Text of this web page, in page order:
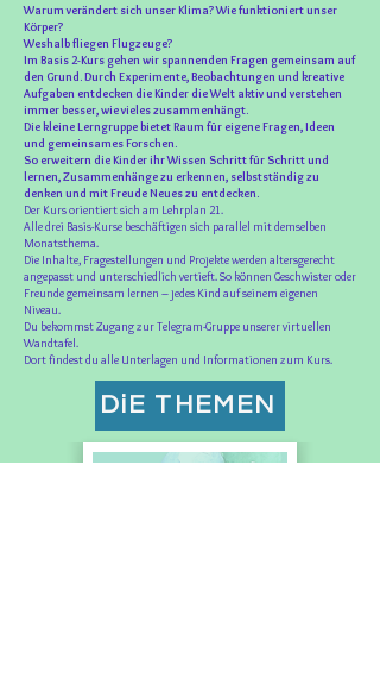
​Warum verändert sich unser Klima? Wie funktioniert unser
Körper?
Weshalb fliegen Flugzeuge?
Im Basis 2-Kurs gehen wir spannenden Fragen gemeinsam auf
den Grund. Durch Experimente, Beobachtungen und kreative
Aufgaben entdecken die Kinder die Welt aktiv und verstehen
immer besser, wie vieles zusammenhängt.
Die kleine Lerngruppe bietet Raum für eigene Fragen, Ideen
und gemeinsames Forschen.
So erweitern die Kinder ihr Wissen Schritt für Schritt und
lernen, Zusammenhänge zu erkennen, selbstständig zu
denken und mit Freude Neues zu entdecken.
Der Kurs orientiert sich am Lehrplan 21.
Alle drei Basis-Kurse beschäftigen sich parallel mit demselben
Monatsthema.
Die Inhalte, Fragestellungen und Projekte werden altersgerecht
angepasst und unterschiedlich vertieft. So können Geschwister oder
Freunde gemeinsam lernen – jedes Kind auf seinem eigenen
Niveau.
Du bekommst Zugang zur Telegram-Gruppe unserer virtuellen
Wandtafel.
Dort findest du alle Unterlagen und Informationen zum Kurs.
DiE THEMEN